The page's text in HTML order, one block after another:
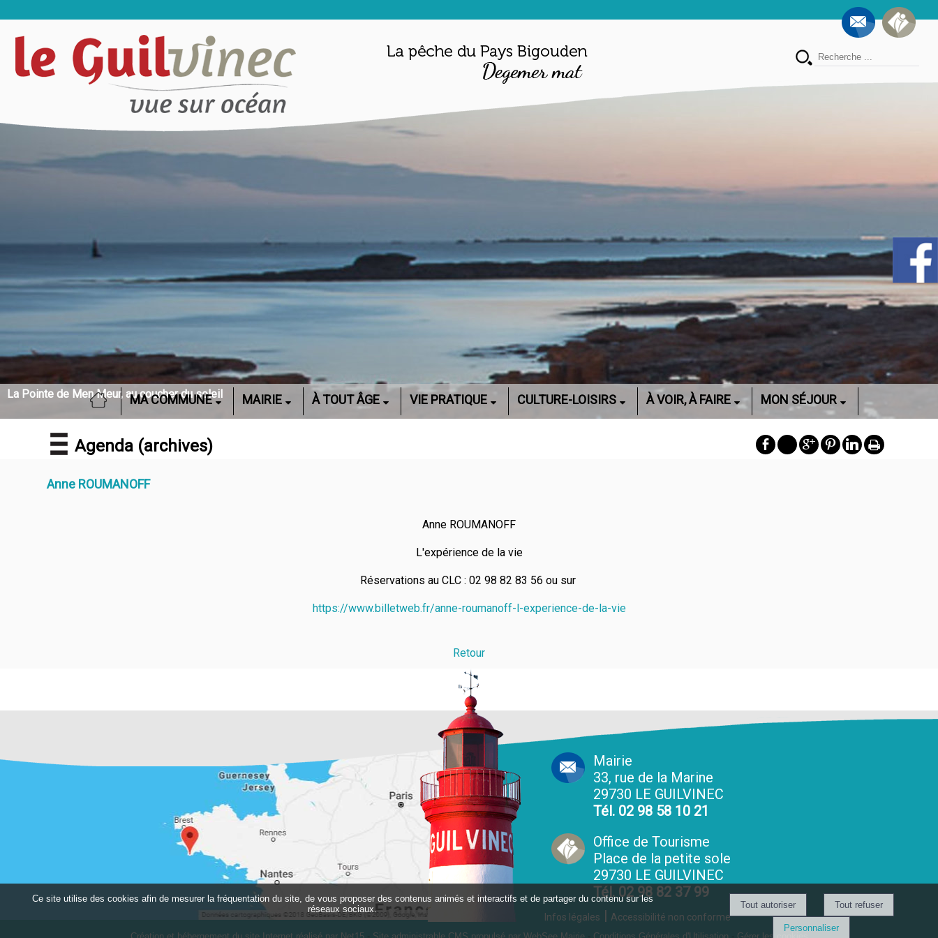
La Pointe de Men Meur, au coucher du soleil
ACCUEILMA COMMUNE MAIRIE À TOUT ÂGE VIE PRATIQUE CULTURE-LOISIRS À VOIR, À FAIRE MON SÉJOUR
Agenda (archives)
Anne ROUMANOFF
Anne ROUMANOFF
L'expérience de la vie
Réservations au CLC : 02 98 82 83 56 ou sur
https://www.billetweb.fr/anne-roumanoff-l-experience-de-la-vie
Retour
Mairie
33, rue de la Marine
29730 LE GUILVINEC
Tél. 02 98 58 10 21
Office de Tourisme
Place de la petite sole
29730 LE GUILVINEC
Tél. 02 98 82 37 99
Infos légales Accessibilité non conforme
Ce site utilise des cookies afin de mesurer la fréquentation du site, de vous proposer des contenus animés et interactifs et de partager du contenu sur les
réseaux sociaux.
Personnaliser